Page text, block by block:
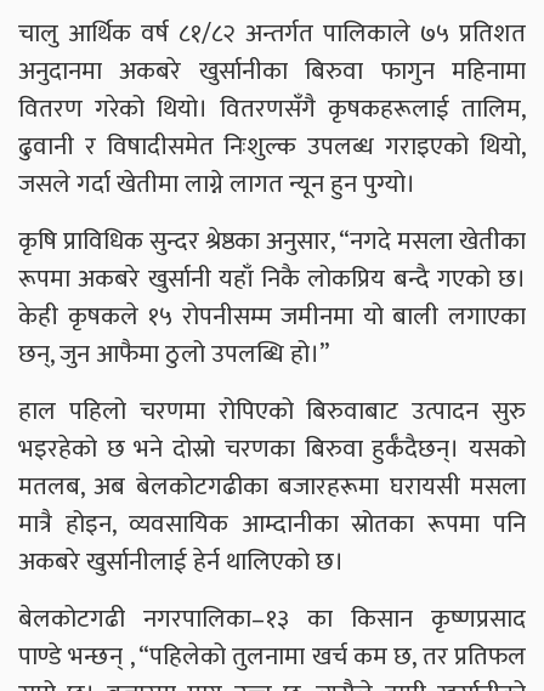
चालु आर्थिक वर्ष ८१/८२ अन्तर्गत पालिकाले ७५ प्रतिशत
अनुदानमा अकबरे खुर्सानीका बिरुवा फागुन महिनामा
वितरण गरेको थियो। वितरणसँगै कृषकहरूलाई तालिम,
ढुवानी र विषादीसमेत निःशुल्क उपलब्ध गराइएको थियो,
जसले गर्दा खेतीमा लाग्ने लागत न्यून हुन पुग्यो।
कृषि प्राविधिक सुन्दर श्रेष्ठका अनुसार, “नगदे मसला खेतीका
रूपमा अकबरे खुर्सानी यहाँ निकै लोकप्रिय बन्दै गएको छ।
केही कृषकले १५ रोपनीसम्म जमीनमा यो बाली लगाएका
छन्, जुन आफैमा ठुलो उपलब्धि हो।”
हाल पहिलो चरणमा रोपिएको बिरुवाबाट उत्पादन सुरु
भइरहेको छ भने दोस्रो चरणका बिरुवा हुर्कँदैछन्। यसको
मतलब, अब बेलकोटगढीका बजारहरूमा घरायसी मसला
मात्रै होइन, व्यवसायिक आम्दानीका स्रोतका रूपमा पनि
अकबरे खुर्सानीलाई हेर्न थालिएको छ।
बेलकोटगढी नगरपालिका–१३ का किसान कृष्णप्रसाद
पाण्डे भन्छन् , “पहिलेको तुलनामा खर्च कम छ, तर प्रतिफल